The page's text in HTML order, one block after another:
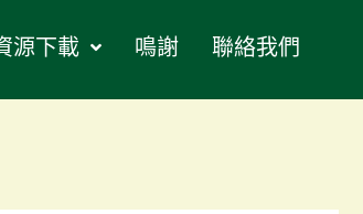
源下載 鳴謝 聯絡我們